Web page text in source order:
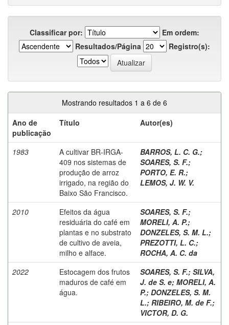
Classificar por:
Em ordem:
Resultados/Página
Registro(s):
Mostrando resultados 1 a 6 de 6
Ano de
publicação
Título Autor(es)
1983
A cultivar BR-IRGA-
409 nos sistemas de
produção de arroz
irrigado, na região do
Baixo São Francisco.
BARROS, L. C. G.;
SOARES, S. F.;
PORTO, E. R.;
LEMOS, J. W. V.
2010
Efeitos da água
residuária do café em
plantas e no substrato
de cultivo de aveia,
milho e alface.
SOARES, S. F.;
MORELI, A. P.;
DONZELES, S. M. L.;
PREZOTTI, L. C.;
ROCHA, A. C. da
2022
Estocagem dos frutos
maduros de café em
água.
SOARES, S. F.; SILVA,
J. de S. e; MORELI, A.
P.; DONZELES, S. M.
L.; RIBEIRO, M. de F.;
VICTOR, D. G.